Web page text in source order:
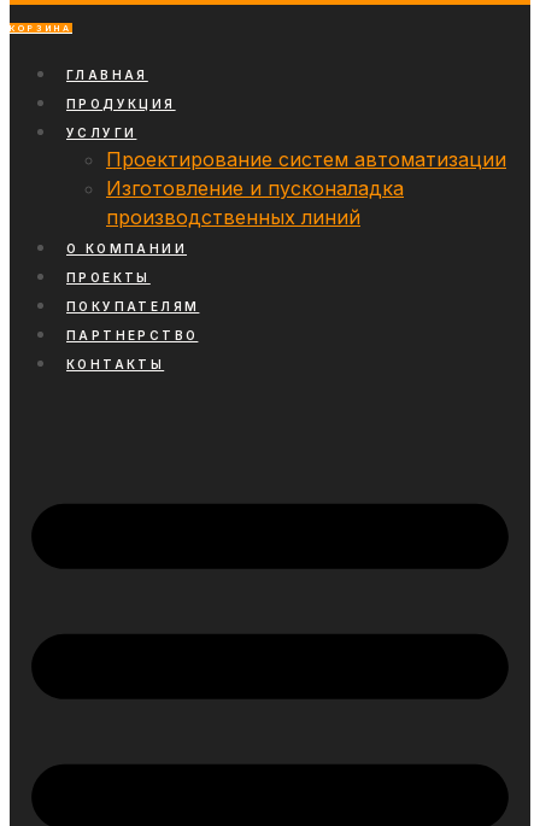
КОРЗИНА
ГЛАВНАЯ
ПРОДУКЦИЯ
УСЛУГИ
Проектирование систем автоматизации
Изготовление и пусконаладка
производственных линий
О КОМПАНИИ
ПРОЕКТЫ
ПОКУПАТЕЛЯМ
ПАРТНЕРСТВО
КОНТАКТЫ